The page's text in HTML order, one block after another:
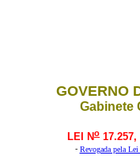
GOVERNO
Gabinete
LEI No 17.257,
- Revogada pela Lei